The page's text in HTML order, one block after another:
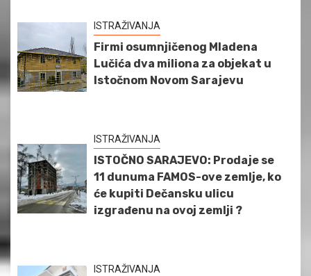
ISTRAŽIVANJA
Firmi osumnjičenog Mladena
Lučića dva miliona za objekat u
Istočnom Novom Sarajevu
ISTRAŽIVANJA
ISTOČNO SARAJEVO: Prodaje se
11 dunuma FAMOS-ove zemlje, ko
će kupiti Dečansku ulicu
izgrađenu na ovoj zemlji ?
ISTRAŽIVANJA